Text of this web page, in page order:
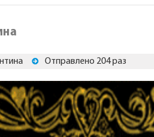
Отправлено 204 раз